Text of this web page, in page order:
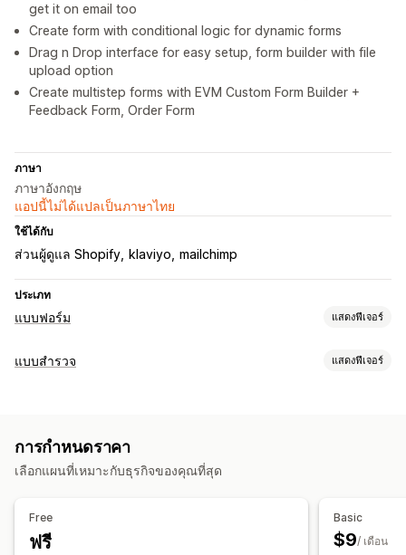
get it on email too
Create form with conditional logic for dynamic forms
Drag n Drop interface for easy setup, form builder with file
upload option
Create multistep forms with EVM Custom Form Builder +
Feedback Form, Order Form
ภาษา
ภาษาอังกฤษ
แอปนี้ไม่ได้แปลเป็นภาษาไทย
ใช้ได้กับ
ส่วนผู้ดูแล Shopify klaviyo mailchimp
ประเภท
แบบฟอร์ม แสดงฟีเจอร์
ประเภทแบบฟอร์ม
การปรับแต่ง
CSS ที่กำหนดเอง
แบบฟอร์มที่ฝัง
หลายภาษา
แบบสำรวจ แสดงฟีเจอร์
เครื่องมือแก้ไขแบบลากและวาง
เทมเพลต หลายหน้า ป๊อปอัพ การแก้ไขแบบเรียลไทม์
คะแนนความพึงพอใจของลูกค้า
การกำหนดราคา
เลือกแผนที่เหมาะกับธุรกิจของคุณที่สุด
Free
ฟรี
Basic
$9/ เดือน